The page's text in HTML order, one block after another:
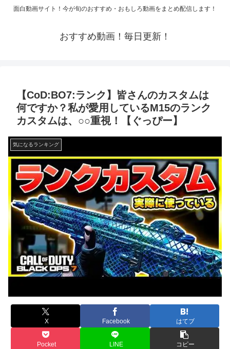
面白動画サイト！今が旬のおすすめ・おもしろ動画をまとめ配信します！
おすすめ動画！毎日更新！
【CoD:BO7:ランク】皆さんのカスタムは
何ですか？私が愛用しているM15のランク
カスタムは、○○重視！【ぐっぴー】
気になるランキング
X Facebook はてブ
Pocket LINE コピー